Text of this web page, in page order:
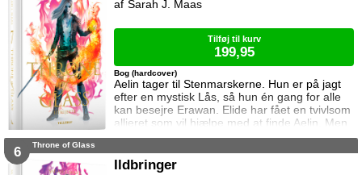
Hertug Perrington har givet hende klare
Aelin tager til Stenmarskerne. Hun er på jagt
efter en mystisk Lås, så hun én gang for alle
kan besejre Erawan. Elide har fået en tvivlsom
allieret som vil hjælpe med at finde Aelin. Men
for hvilken pris? Manon vågner i lænker og
Dorian ikke glemme heksen der hjalp ham i
Bog (hardcover)
Sarah J. Maas
Tilføj til kurv
199,95
6 Throne of Glass
Ildbringer